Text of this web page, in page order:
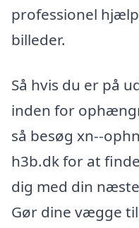
professionel
billeder.
Så hvis du er på
inden for
så besøg xn--
h3b.dk for at
dig med din
Gør dine vægge